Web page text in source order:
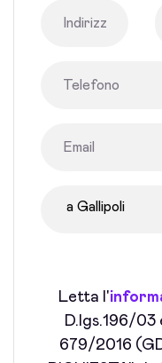
Letta l'
D.lgs.196/03
679/2016